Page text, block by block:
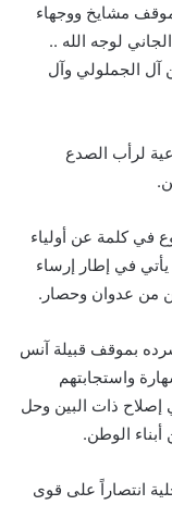
مشايخ ووجهاء
لوجه الله ..
الجملولي وآل
لرأب الصدع
في كلمة عن أولياء
في إطار إرساء
من عدوان وحصار.
بموقف قبيلة آنس
واستجابتهم
إصلاح ذات البين وحل
أبناء الوطن.
انتصاراً على قوى